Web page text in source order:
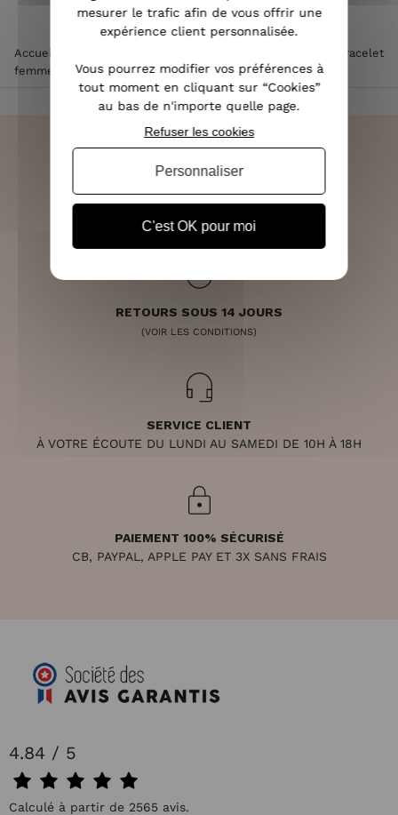
Accueil
Bracelet
femme
Bracelet acier perles dorées Peace
LIVRAISON RAPIDE
OFFERTE DÈS 70€
RETOURS SOUS 14 JOURS
(VOIR LES CONDITIONS)
SERVICE CLIENT
À VOTRE ÉCOUTE DU LUNDI AU SAMEDI DE 10H À 18H
PAIEMENT 100% SÉCURISÉ
CB, PAYPAL, APPLE PAY ET 3X SANS FRAIS
4.84 / 5
Calculé à partir de 2565 avis.
mesurer le trafic afin de vous offrir une
expérience client personnalisée.
Vous pourrez modifier vos préférences à
tout moment en cliquant sur “Cookies”
au bas de n'importe quelle page.
C'est OK pour moi
Refuser les cookies
Personnaliser